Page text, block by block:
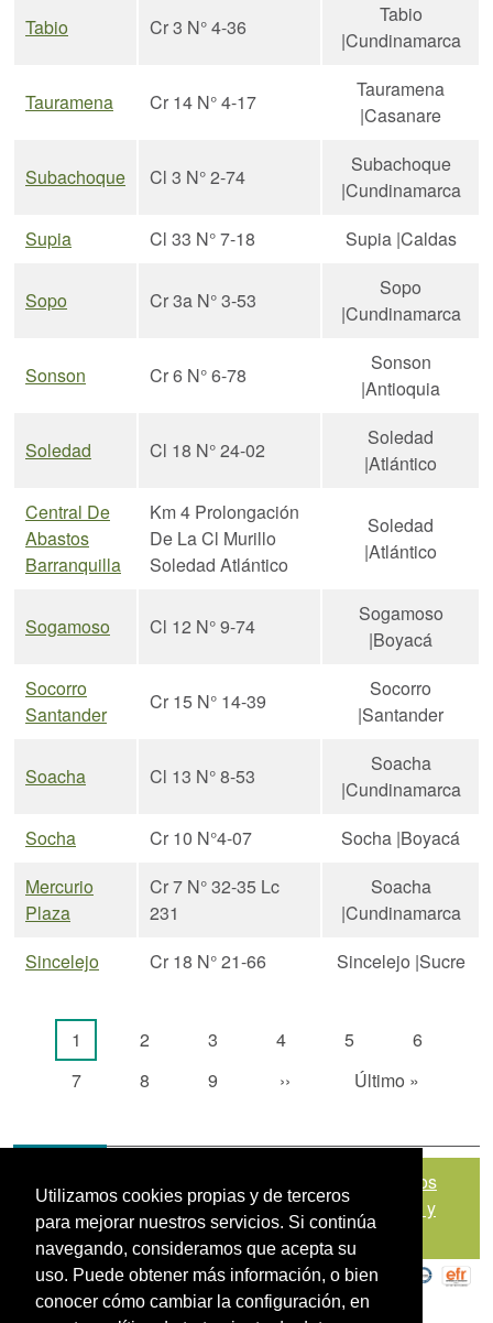
Utilizamos cookies propias y de terceros
para mejorar nuestros servicios. Si continúa
navegando, consideramos que acepta su
uso. Puede obtener más información, o bien
conocer cómo cambiar la configuración, en
Tabio Cr 3 N° 4-36
Tabio
|Cundinamarca
Tauramena Cr 14 N° 4-17
Tauramena
|Casanare
Subachoque Cl 3 N° 2-74
Subachoque
|Cundinamarca
Supia
Cl 33 N° 7-18 Supia |Caldas
Sopo Cr 3a N° 3-53
Sopo
|Cundinamarca
Sonson Cr 6 N° 6-78
Sonson
|Antioquia
Soledad Cl 18 N° 24-02
Soledad
|Atlántico
Central De
Abastos
Barranquilla
Km 4 Prolongación
De La Cl Murillo
Soledad Atlántico
Soledad
|Atlántico
Sogamoso Cl 12 N° 9-74
Sogamoso
|Boyacá
Socorro
Santander
Cr 15 N° 14-39
Socorro
|Santander
Soacha Cl 13 N° 8-53
Soacha
|Cundinamarca
Socha
Cr 10 N°4-07
Socha |Boyacá
Mercurio
Plaza
Cr 7 N° 32-35 Lc
231
Soacha
|Cundinamarca
Sincelejo
Cr 18 N° 21-66 Sincelejo |Sucre
PaginaciónPágina actual
1 Página
2 Página
3 Página
4 Página
5 Página
6
Página
7 Página
8 Página
9 Siguiente página
›› Última página
Último »
Política de Tratamiento de Datos
Personales|Políticas de Seguridad, Términos y
Condiciones de Uso